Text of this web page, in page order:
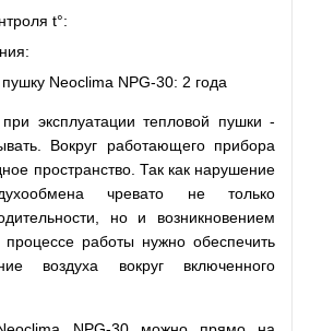
t°:
Neoclima NPG-30: 2 года
эксплуатации тепловой пушки -
Вокруг работающего прибора
пространство. Так как нарушение
чревато не только
но и возникновением
работы нужно обеспечить
воздуха вокруг включенного